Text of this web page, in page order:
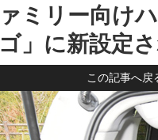
ァミリー向け
ゴ」に新設定
この記事へ戻